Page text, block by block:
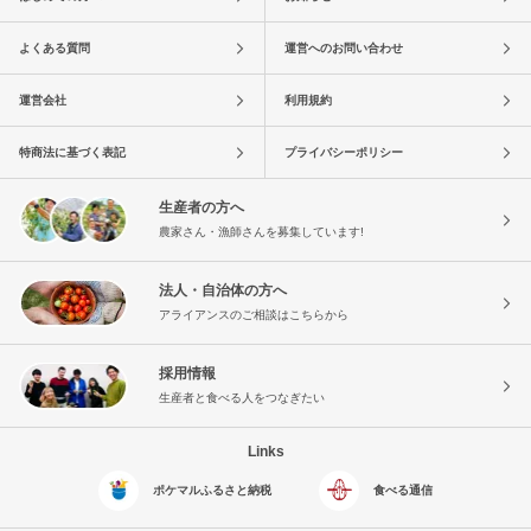
よくある質問 運営へのお問い合わせ
運営会社 利用規約
特商法に基づく表記 プライバシーポリシー
生産者の方へ
農家さん・漁師さんを募集しています!
法人・自治体の方へ
アライアンスのご相談はこちらから
採用情報
生産者と食べる人をつなぎたい
Links
ポケマルふるさと納税 食べる通信